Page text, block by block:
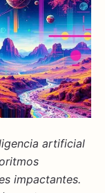
artificial
impactantes.